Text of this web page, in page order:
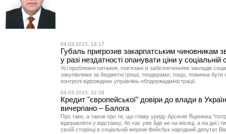
04.03.2015, 16:17
Губаль пригрозив закарпатським чиновникам
у разі нездатності опанувати ціни у соціальній
Усі проблемні питання, пов’язані із забезпеченням закладів
закупівлями за бюджетні гроші, тендерами, тощо, повинна бути
контролі відповідних управлінь облдержадміністрації.
04.03.2015, 12:28
Кредит "європейської" довіри до влади в
вичерпано – Балога
Про таке, а також про те, що главу уряду Арсенія Яценюка
відправляти у відставку, бо час уже йде не на місяці, а на дні і
своїй сторінці в соціальній мережі Фейсбук народний депутат